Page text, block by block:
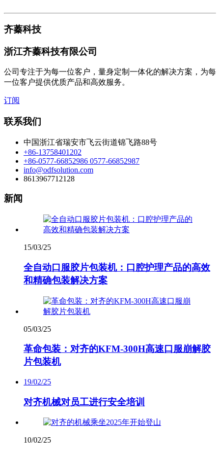
齐蓁科技
浙江齐蓁科技有限公司
公司专注于为每一位客户，量身定制一体化的解决方案，为每
一位客户提供优质产品和高效服务。
订阅
联系我们
中国浙江省瑞安市飞云街道锦飞路88号
+86-13758401202
+86-0577-66852986 0577-66852987
info@odfsolution.com
8613967712128
新闻
15/03/25
全自动口服胶片包装机：口腔护理产品的高效
和精确包装解决方案
05/03/25
革命包装：对齐的KFM-300H高速口服崩解胶
片包装机
19/02/25
对齐机械对员工进行安全培训
10/02/25